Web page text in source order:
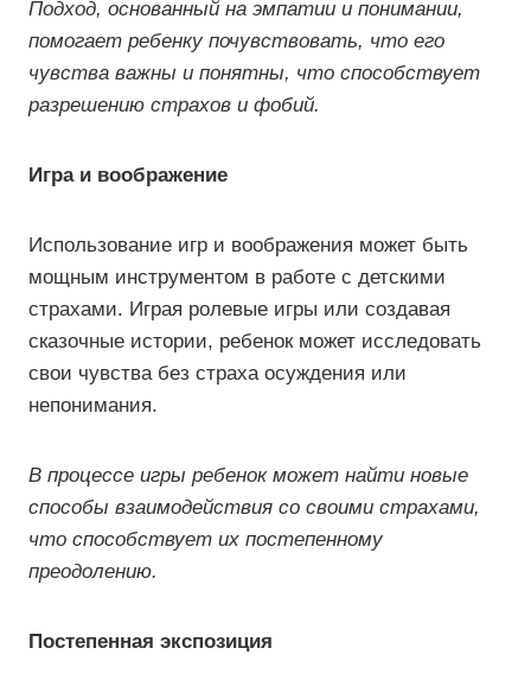
Подход, основанный на эмпатии и понимании,
помогает ребенку почувствовать, что его
чувства важны и понятны, что способствует
разрешению страхов и фобий.
Игра и воображение
Использование игр и воображения может быть
мощным инструментом в работе с детскими
страхами. Играя ролевые игры или создавая
сказочные истории, ребенок может исследовать
свои чувства без страха осуждения или
непонимания.
В процессе игры ребенок может найти новые
способы взаимодействия со своими страхами,
что способствует их постепенному
преодолению.
Постепенная экспозиция